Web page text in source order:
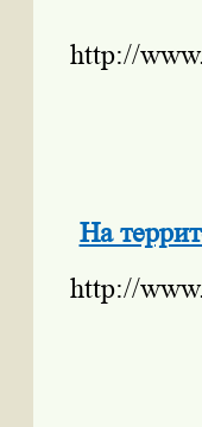
http://
На
http://